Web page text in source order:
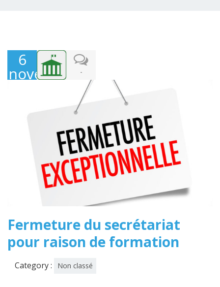
6
novembre -
Fermeture du secrétariat
pour raison de formation
Category : Non classé